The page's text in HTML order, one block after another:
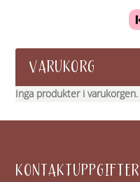
VARUKORG
Inga produkter i varukorgen.
KONTAKTUPPGIFTER